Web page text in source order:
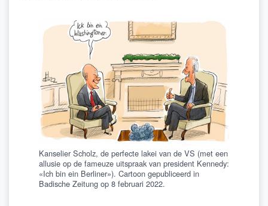
Kanselier Scholz, de perfecte lakei van de VS (met een
allusie op de fameuze uitspraak van president Kennedy:
«Ich bin ein Berliner»). Cartoon gepubliceerd in
Badische Zeitung op 8 februari 2022.